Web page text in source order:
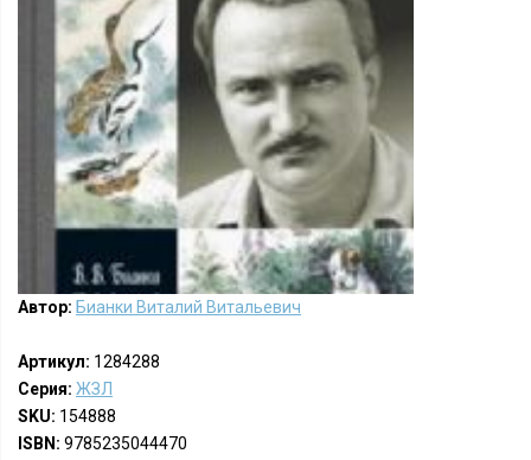
Автор: Бианки Виталий Витальевич
Артикул: 1284288
Серия: ЖЗЛ
SKU: 154888
ISBN: 9785235044470